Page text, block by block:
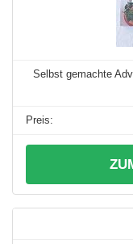
Selbst gemachte